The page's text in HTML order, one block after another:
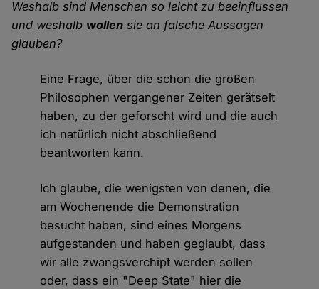
Weshalb sind Menschen so leicht zu beeinflussen
und weshalb wollen sie an falsche Aussagen
glauben?
Eine Frage, über die schon die großen
Philosophen vergangener Zeiten gerätselt
haben, zu der geforscht wird und die auch
ich natürlich nicht abschließend
beantworten kann.
Ich glaube, die wenigsten von denen, die
am Wochenende die Demonstration
besucht haben, sind eines Morgens
aufgestanden und haben geglaubt, dass
wir alle zwangsverchipt werden sollen
oder, dass ein "Deep State" hier die